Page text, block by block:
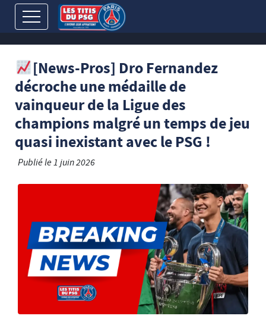
[News-Pros] Dro Fernandez
décroche une médaille de
vainqueur de la Ligue des
champions malgré un temps de jeu
quasi inexistant avec le PSG !
Publié le1 juin 2026